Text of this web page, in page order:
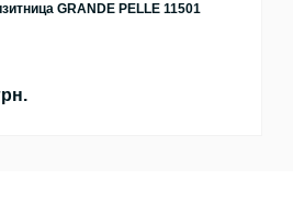
GRANDE PELLE 11501